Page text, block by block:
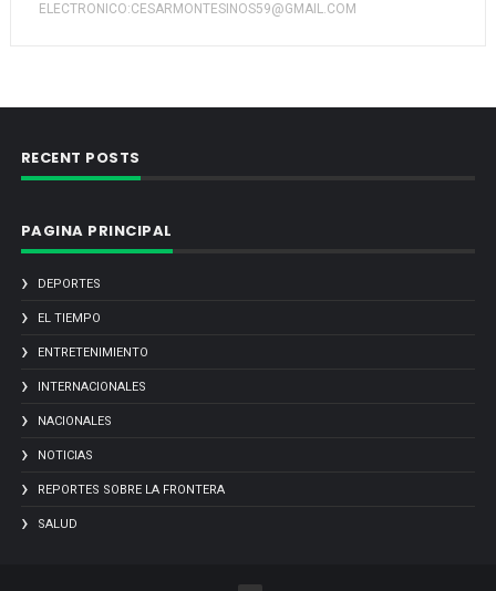
ELECTRONICO:CESARMONTESINOS59@GMAIL.COM
RECENT POSTS
PAGINA PRINCIPAL
DEPORTES
EL TIEMPO
ENTRETENIMIENTO
INTERNACIONALES
NACIONALES
NOTICIAS
REPORTES SOBRE LA FRONTERA
SALUD